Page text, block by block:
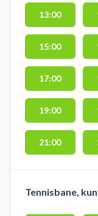
13:00
15:00
17:00
19:00
21:00
Tennisbane,